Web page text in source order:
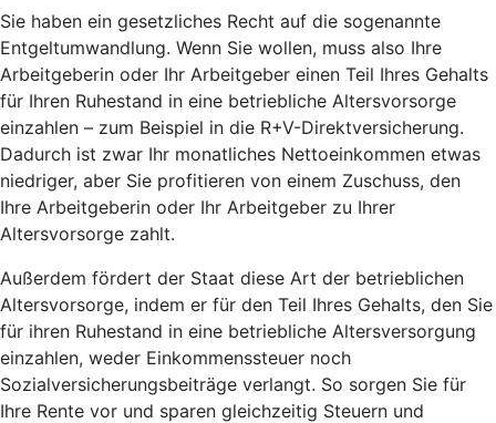
Sie haben ein gesetzliches Recht auf die sogenannte
Entgeltumwandlung. Wenn Sie wollen, muss also Ihre
Arbeitgeberin oder Ihr Arbeitgeber einen Teil Ihres Gehalts
für Ihren Ruhestand in eine betriebliche Altersvorsorge
einzahlen – zum Beispiel in die R+V-Direktversicherung.
Dadurch ist zwar Ihr monatliches Nettoeinkommen etwas
niedriger, aber Sie profitieren von einem Zuschuss, den
Ihre Arbeitgeberin oder Ihr Arbeitgeber zu Ihrer
Altersvorsorge zahlt.
Außerdem fördert der Staat diese Art der betrieblichen
Altersvorsorge, indem er für den Teil Ihres Gehalts, den Sie
für ihren Ruhestand in eine betriebliche Altersversorgung
einzahlen, weder Einkommenssteuer noch
Sozialversicherungsbeiträge verlangt. So sorgen Sie für
Ihre Rente vor und sparen gleichzeitig Steuern und